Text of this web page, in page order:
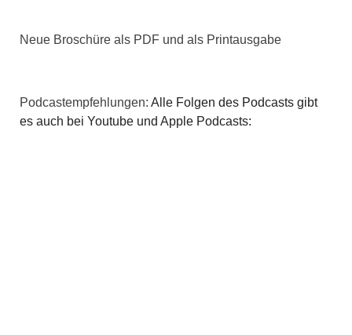
i
a
Neue Broschüre als PDF und als Printausgabe
Podcastempfehlungen: Alle Folgen des Podcasts gibt
es auch bei Youtube und Apple Podcasts: